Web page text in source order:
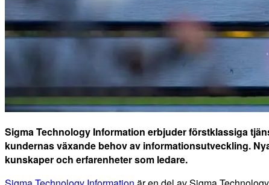
Sigma Technology Information erbjuder förstklassiga
kundernas växande behov av informationsutveckling.
kunskaper och erfarenheter som ledare.